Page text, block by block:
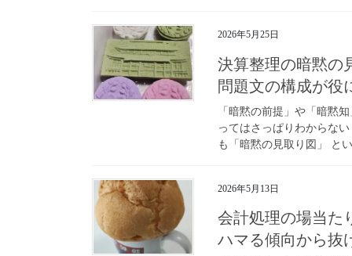
2026年5月25日
決算整理の暗黙の
問題文の構成が役
「暗黙の前提」や「暗黙
ってはさっぱりわからな
も「暗黙の見取り図」 と
2026年5月13日
会計処理の場当た
ハマる傾向から抜